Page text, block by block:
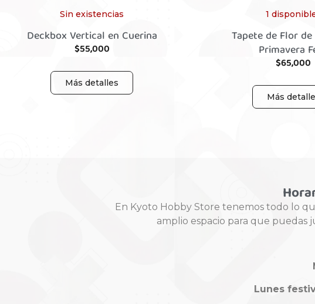
Sin existencias
Deckbox Vertical en Cuerina
$55,000
Más detalles
1
Tapete de Flor
Primavera
$65,000
Más
En Kyoto Hobby Store tenemos todo lo
amplio espacio para que puedas
Lunes